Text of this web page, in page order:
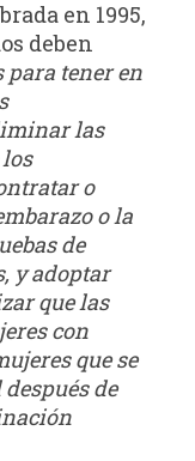
en 1995,
deben
para tener en
las
o
o la
de
y adoptar
que las
con
que se
de